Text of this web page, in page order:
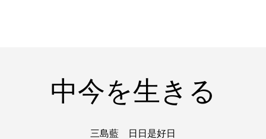
中今を生きる
三島藍 日日是好日